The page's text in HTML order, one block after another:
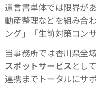
遺言書単体では限界が
動産整理などを組み合
ング」「生前対策コン
当事務所では香川県全
スポットサービスとし
連携までトータルにサポ